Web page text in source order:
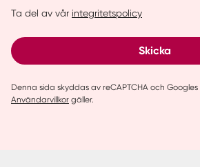
Ta del av vår integritetspolicy
Skicka
Denna sida skyddas av reCAPTCHA och Googles
Användarvillkor gäller.